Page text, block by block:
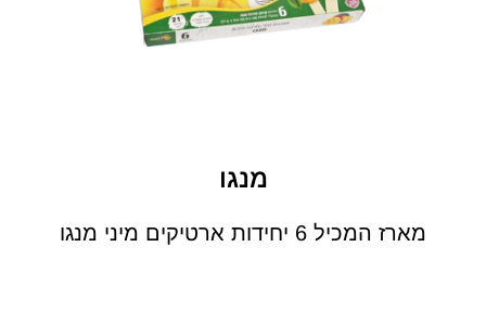
מנגו
מארז המכיל 6 יחידות ארטיקים מיני מנגו